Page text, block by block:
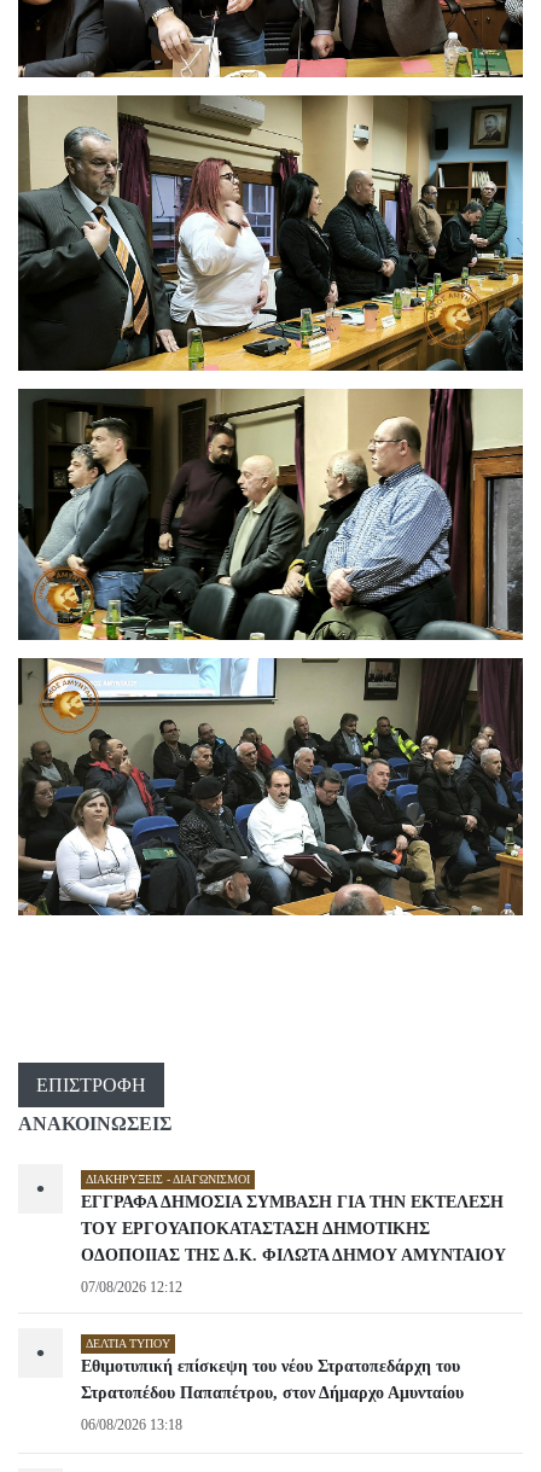
ΕΠΙΣΤΡΟΦΉ
ΑΝΑΚΟΙΝΩΣΕΙΣ
• ΔΙΑΚΗΡΎΞΕΙΣ - ΔΙΑΓΩΝΙΣΜΟΊ
ΕΓΓΡΑΦΑ ΔΗΜΟΣΙΑ ΣΥΜΒΑΣΗ ΓΙΑ ΤΗΝ ΕΚΤΕΛΕΣΗ
ΤΟΥ ΕΡΓΟΥΑΠΟΚΑΤΑΣΤΑΣΗ ΔΗΜΟΤΙΚΗΣ
ΟΔΟΠΟΙΙΑΣ ΤΗΣ Δ.Κ. ΦΙΛΩΤΑ ΔΗΜΟΥ ΑΜΥΝΤΑΙΟΥ
07/08/2026 12:12
• ΔΕΛΤΊΑ ΤΎΠΟΥ
Εθιμοτυπική επίσκεψη του νέου Στρατοπεδάρχη του
Στρατοπέδου Παπαπέτρου, στον Δήμαρχο Αμυνταίου
06/08/2026 13:18